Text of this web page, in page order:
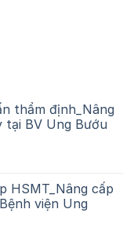
thẩm định_Nâng
tại BV Ung Bướu
HSMT_Nâng cấp
viện Ung